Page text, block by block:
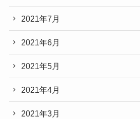
2021年7月
2021年6月
2021年5月
2021年4月
2021年3月